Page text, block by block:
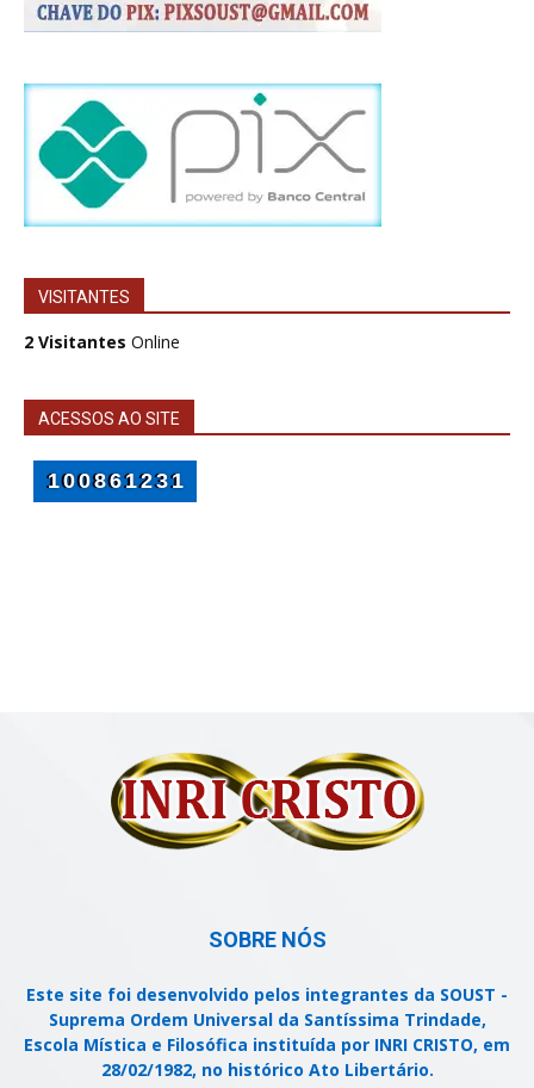
VISITANTES
2 Visitantes Online
ACESSOS AO SITE
SOBRE NÓS
Este site foi desenvolvido pelos integrantes da SOUST -
Suprema Ordem Universal da Santíssima Trindade,
Escola Mística e Filosófica instituída por INRI CRISTO, em
28/02/1982, no histórico Ato Libertário.